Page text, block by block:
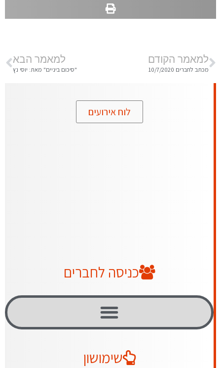
למאמר הקודם
מכתב לחברים 10/7/2020
למאמר הבא
"סיכום ביניים" מאת: יוסי נץ
לוח אירועים
כניסה לחברים
שימושון